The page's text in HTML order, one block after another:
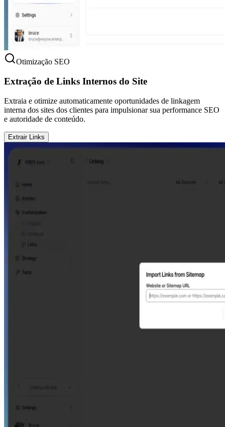
Otimização SEO
Extração de Links Internos do Site
Extraia e otimize automaticamente oportunidades de linkagem
interna dos sites dos clientes para impulsionar sua performance SEO
e autoridade de conteúdo.
Extrair Links